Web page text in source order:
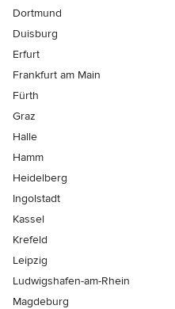
Dortmund
Duisburg
Erfurt
Frankfurt am Main
Fürth
Graz
Halle
Hamm
Heidelberg
Ingolstadt
Kassel
Krefeld
Leipzig
Ludwigshafen-am-Rhein
Magdeburg